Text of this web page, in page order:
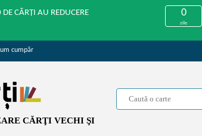
CĂRȚI AU REDUCERE
0
zile
cumpăr
CĂRŢI VECHI ŞI